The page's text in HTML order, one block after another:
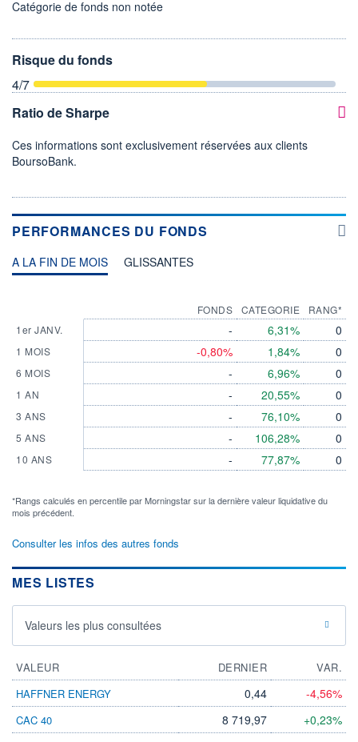
Catégorie de fonds non notée
Risque du fonds
4/7
Ratio de Sharpe
Ces informations sont exclusivement réservées aux clients
BoursoBank.
PERFORMANCES DU FONDS
A LA FIN DE MOIS GLISSANTES
1er JANV.
1 MOIS
6 MOIS
1 AN
3 ANS
5 ANS
10 ANS
FONDS
-
-0,80%
-
-
-
-
-
CATEGORIE
6,31%
1,84%
6,96%
20,55%
76,10%
106,28%
77,87%
RANG*
0
0
0
0
0
0
0
*Rangs calculés en percentile par Morningstar sur la dernière valeur liquidative du
mois précédent.
Consulter les infos des autres fonds
MES LISTES
Valeurs les plus consultées
VALEUR DERNIER
VAR.
HAFFNER ENERGY
0,44 -4,56%
CAC 40 8 719,97 +0,23%